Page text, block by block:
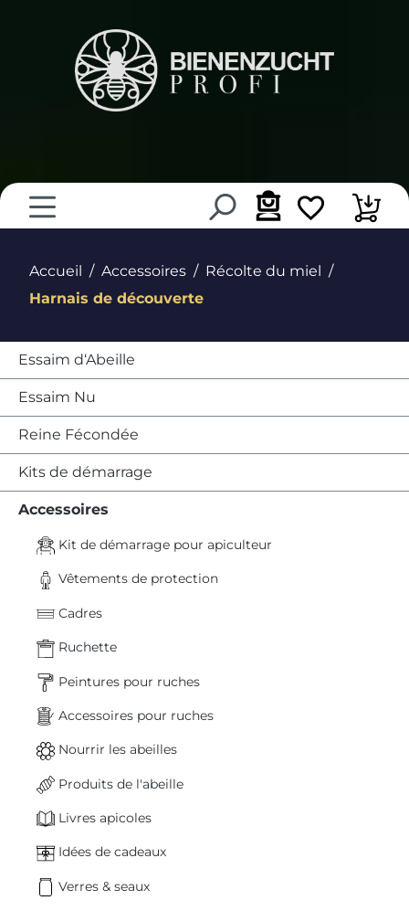
Accueil Accessoires
Récolte du miel
Harnais de découverte
Essaim d‘Abeille
Essaim Nu
Reine Fécondée
Kits de démarrage
Accessoires
Kit de démarrage pour apiculteur
Vêtements de protection
Cadres
Ruchette
Peintures pour ruches
Accessoires pour ruches
Nourrir les abeilles
Produits de l'abeille
Livres apicoles
Idées de cadeaux
Verres & seaux